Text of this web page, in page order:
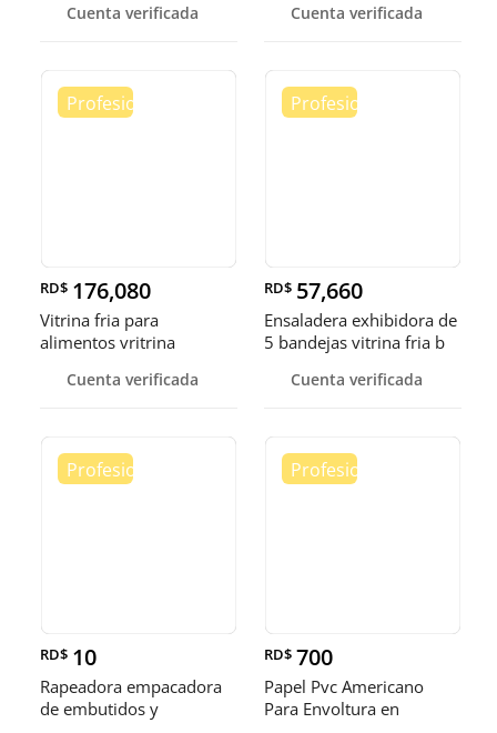
Cuenta verificada Cuenta verificada
RD$ 176,080
Vitrina fria para
alimentos vritrina
Cuenta verificada
RD$ 57,660
Ensaladera exhibidora de
5 bandejas vitrina fria b
Cuenta verificada
RD$ 10
Rapeadora empacadora
de embutidos y
RD$ 700
Papel Pvc Americano
Para Envoltura en